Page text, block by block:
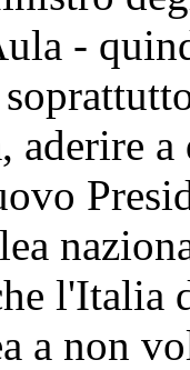
-
a
l'Italia
a non